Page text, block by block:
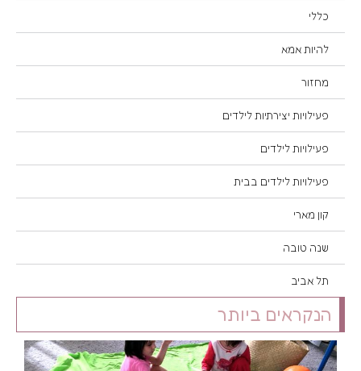
כללי
להיות אמא
מחזור
פעילויות יצירתיות לילדים
פעילויות לילדים
פעילויות לילדים בבית
קון מארי
שנה טובה
תל אביב
הנקראים ביותר